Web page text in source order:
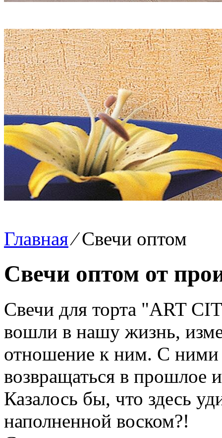
Главная ⁄ Свечи оптом
Свечи оптом от
Свечи для торта "ART
вошли в нашу жизнь,
отношение к ним. С ними
возвращаться в прошлое
Казалось бы, что здесь
наполненной воском?!